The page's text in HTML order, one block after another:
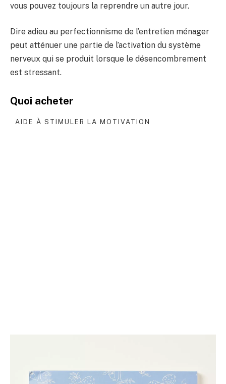
vous pouvez toujours la reprendre un autre jour.
Dire adieu au perfectionnisme de l’entretien ménager
peut atténuer une partie de l’activation du système
nerveux qui se produit lorsque le désencombrement
est stressant.
Quoi acheter
AIDE À STIMULER LA MOTIVATION